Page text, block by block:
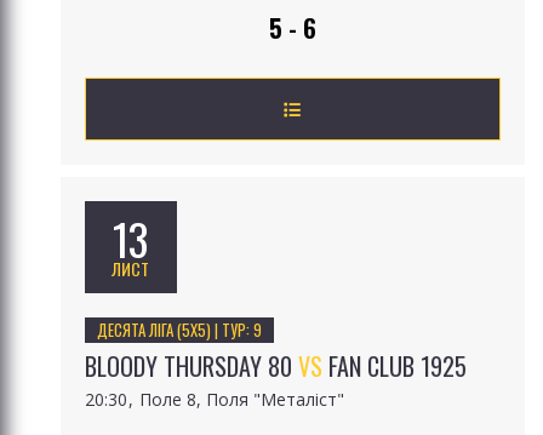
5 - 6
13
ЛИСТ
ДЕСЯТА ЛІГА (5Х5) | ТУР: 9
BLOODY THURSDAY 80 VS FAN CLUB 1925
20:30 Поле 8, Поля "Металіст"